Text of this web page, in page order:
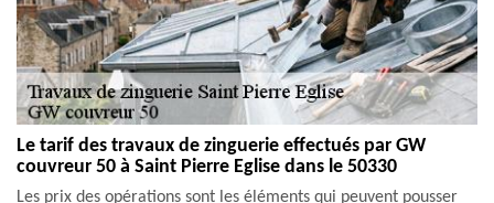
Le tarif des travaux de zinguerie effectués par GW
couvreur 50 à Saint Pierre Eglise dans le 50330
Les prix des opérations sont les éléments qui peuvent pousser